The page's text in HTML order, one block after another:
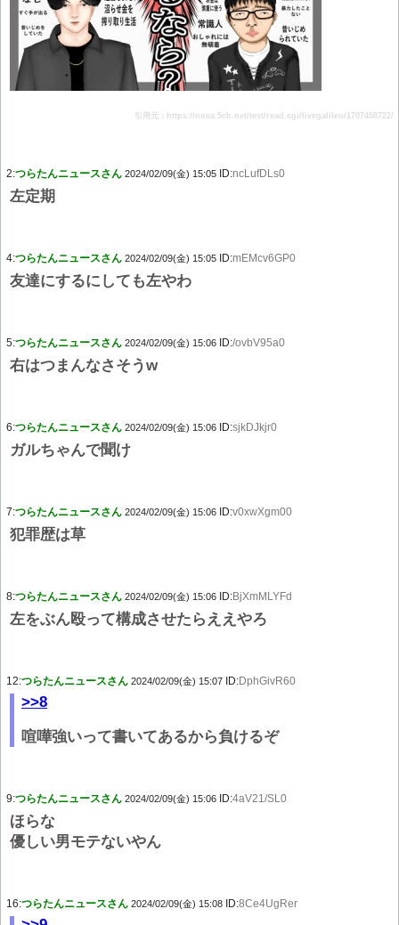
引用元：https://nova.5ch.net/test/read.cgi/livegalileo/1707458722/
2:つらたんニュースさん 2024/02/09(金) 15:05 ID:ncLufDLs0
左定期
4:つらたんニュースさん 2024/02/09(金) 15:05 ID:mEMcv6GP0
友達にするにしても左やわ
5:つらたんニュースさん 2024/02/09(金) 15:06 ID:/ovbV95a0
右はつまんなさそうw
6:つらたんニュースさん 2024/02/09(金) 15:06 ID:sjkDJkjr0
ガルちゃんで聞け
7:つらたんニュースさん 2024/02/09(金) 15:06 ID:v0xwXgm00
犯罪歴は草
8:つらたんニュースさん 2024/02/09(金) 15:06 ID:BjXmMLYFd
左をぶん殴って構成させたらええやろ
12:つらたんニュースさん 2024/02/09(金) 15:07 ID:DphGivR60
>>8
喧嘩強いって書いてあるから負けるぞ
9:つらたんニュースさん 2024/02/09(金) 15:06 ID:4aV21/SL0
ほらな
優しい男モテないやん
16:つらたんニュースさん 2024/02/09(金) 15:08 ID:8Ce4UgRer